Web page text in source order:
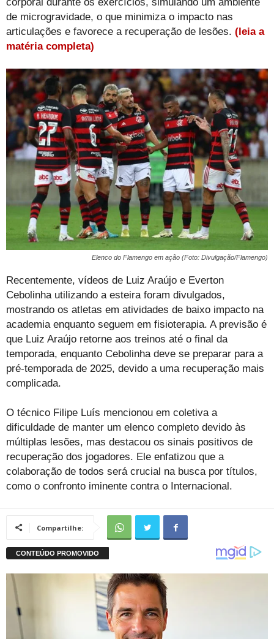
corporal durante os exercícios, simulando um ambiente
de microgravidade, o que minimiza o impacto nas
articulações e favorece a recuperação de lesões. (leia a
matéria completa)
Elenco do Flamengo em ação (Foto: Divulgação/Flamengo)
Recentemente, vídeos de Luiz Araújo e Everton
Cebolinha utilizando a esteira foram divulgados,
mostrando os atletas em atividades de baixo impacto na
academia enquanto seguem em fisioterapia. A previsão é
que Luiz Araújo retorne aos treinos até o final da
temporada, enquanto Cebolinha deve se preparar para a
pré-temporada de 2025, devido a uma recuperação mais
complicada.
O técnico Filipe Luís mencionou em coletiva a
dificuldade de manter um elenco completo devido às
múltiplas lesões, mas destacou os sinais positivos de
recuperação dos jogadores. Ele enfatizou que a
colaboração de todos será crucial na busca por títulos,
como o confronto iminente contra o Internacional.
Compartilhe: